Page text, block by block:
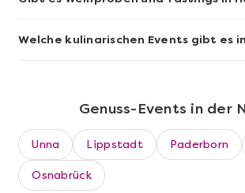
Welche kulinarischen Events gibt es
Genuss-Events in der
Unna Lippstadt Paderborn
Osnabrück